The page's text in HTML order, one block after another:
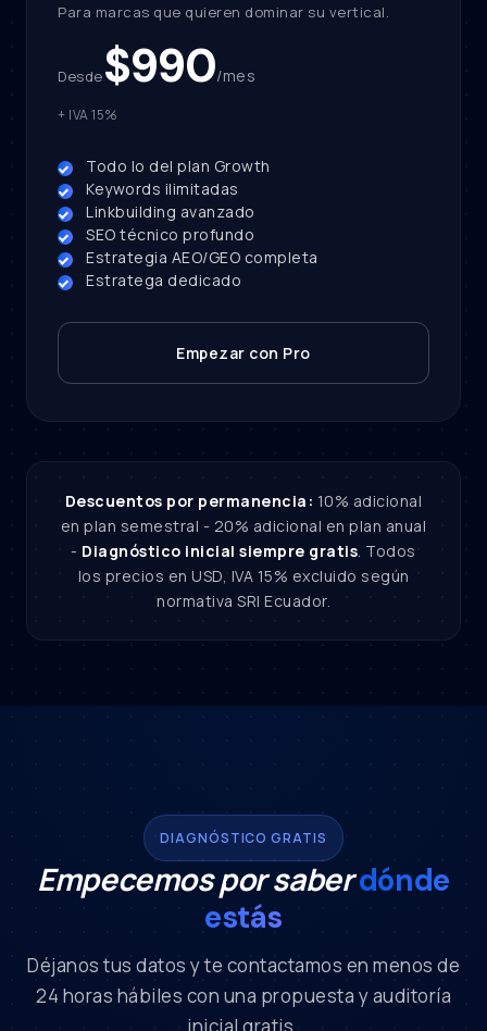
Para marcas que quieren dominar su vertical.
Desde$990/mes
+ IVA 15%
Todo lo del plan Growth
Keywords ilimitadas
Linkbuilding avanzado
SEO técnico profundo
Estrategia AEO/GEO completa
Estratega dedicado
Empezar con Pro
Descuentos por permanencia: 10% adicional
en plan semestral - 20% adicional en plan anual
- Diagnóstico inicial siempre gratis . Todos
los precios en USD, IVA 15% excluido según
normativa SRI Ecuador.
DIAGNÓSTICO GRATIS
Empecemos por saberdónde
estás
Déjanos tus datos y te contactamos en menos de
24 horas hábiles con una propuesta y auditoría
inicial gratis.